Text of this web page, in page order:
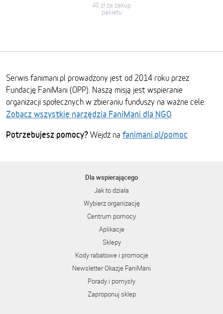
40 zł za zakup
pakietu
Serwis fanimani.pl prowadzony jest od 2014 roku przez
Fundację FaniMani (OPP). Naszą misją jest wspieranie
organizacji społecznych w zbieraniu funduszy na ważne cele.
Zobacz wszystkie narzędzia FaniMani dla NGO
Potrzebujesz pomocy? Wejdź na fanimani.pl/pomoc
Dla wspierającego
Jak to działa
Wybierz organizację
Centrum pomocy
Aplikacje
Sklepy
Kody rabatowe i promocje
Newsletter Okazje FaniMani
Porady i pomysły
Zaproponuj sklep